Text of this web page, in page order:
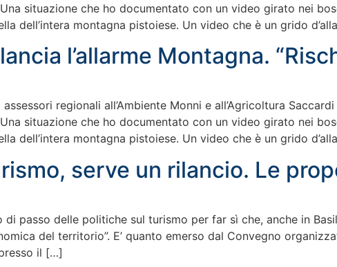
situazione che ho documentato con un video girato nei
dell’intera montagna pistoiese. Un video che è un grido
l’allarme Montagna.
regionali all’Ambiente Monni e all’Agricoltura
situazione che ho documentato con un video girato nei
dell’intera montagna pistoiese. Un video che è un grido
serve un rilancio. Le
di passo delle politiche sul turismo per far sì che, anche in
del territorio”. E’ quanto emerso dal Convegno
il […]